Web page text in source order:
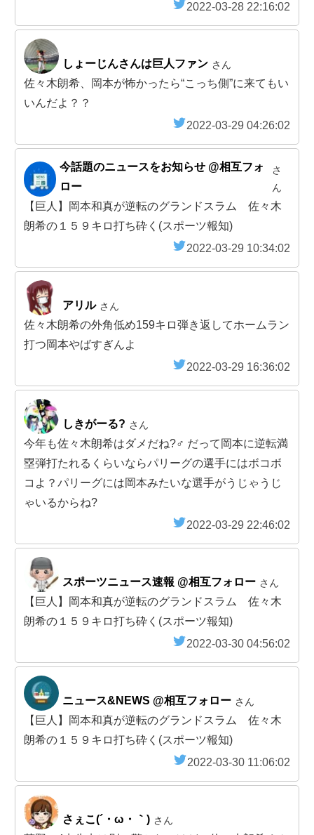
2022-03-28 22:16:02
しょーじんさんは巨人ファン さん
佐々木朗希、岡本が怖かったら“こっち側”に来てもい
いんだよ？？
2022-03-29 04:26:02
今話題のニュースをお知らせ @相互フォ
ロー
さ
ん
【巨人】岡本和真が逆転のグランドスラム 佐々木
朗希の１５９キロ打ち砕く(スポーツ報知)
2022-03-29 10:34:02
アリル さん
佐々木朗希の外角低め159キロ弾き返してホームラン
打つ岡本やばすぎんよ
2022-03-29 16:36:02
しきがーる? さん
今年も佐々木朗希はダメだね?‍♂️ だって岡本に逆転満
塁弾打たれるくらいならパリーグの選手にはボコボ
コよ？パリーグには岡本みたいな選手がうじゃうじ
ゃいるからね?
2022-03-29 22:46:02
スポーツニュース速報 @相互フォロー さん
【巨人】岡本和真が逆転のグランドスラム 佐々木
朗希の１５９キロ打ち砕く(スポーツ報知)
2022-03-30 04:56:02
ニュース&NEWS @相互フォロー さん
【巨人】岡本和真が逆転のグランドスラム 佐々木
朗希の１５９キロ打ち砕く(スポーツ報知)
2022-03-30 11:06:02
さぇこ(´・ω・｀) さん